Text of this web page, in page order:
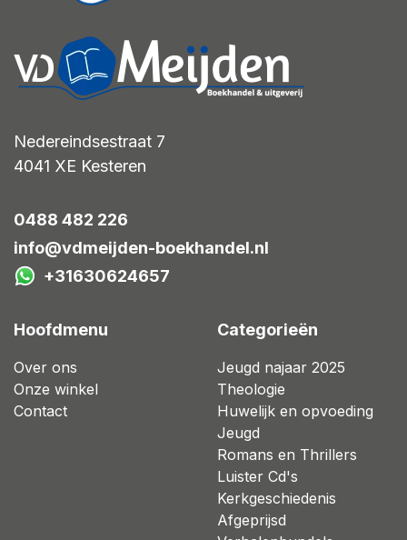
Nedereindsestraat 7
4041 XE Kesteren
0488 482 226
info@vdmeijden-boekhandel.nl
+31630624657
Hoofdmenu
Over ons
Onze winkel
Contact
Categorieën
Jeugd najaar 2025
Theologie
Huwelijk en opvoeding
Jeugd
Romans en Thrillers
Luister Cd's
Kerkgeschiedenis
Afgeprijsd